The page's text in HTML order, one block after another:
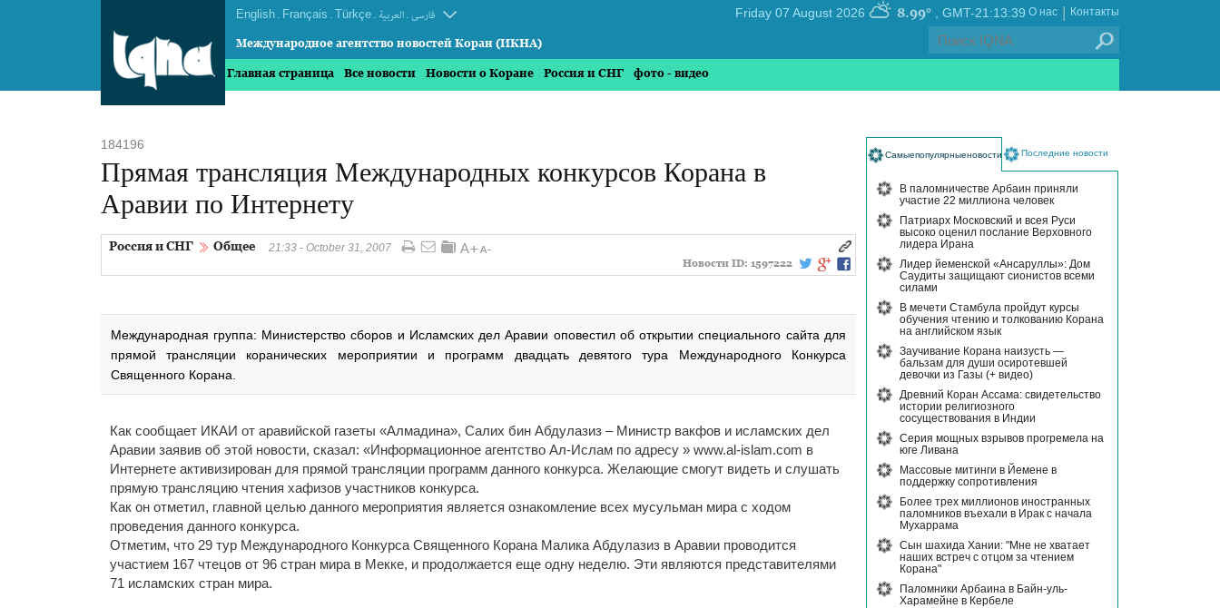
English . Français . Türkçe . العربیة . فارسی
Международное агентство новостей Коран (ИКНА)
GMT-21:13:39
8.99° Контакты
|
О нас
Главная страница Все новости Новости о Коране Россия и СНГ фото - видео
184196
Прямая трансляция Международных конкурсов Корана в
Аравии по Интернету
Россия и СНГ Общее
21:33 - October 31, 2007
Новости ID: 1597222
Международная группа: Министерство сборов и Исламских дел Аравии оповестил об открытии специального сайта для
прямой трансляции коранических мероприятии и программ двадцать девятого тура Международного Конкурса
Священного Корана.
Как сообщает ИКАИ от аравийской газеты «Алмадина», Салих бин Абдулазиз – Министр вакфов и исламских дел
Аравии заявив об этой новости, сказал: «Информационное агентство Ал-Ислам по адресу » www.al-islam.com в
Интернете активизирован для прямой трансляции программ данного конкурса. Желающие смогут видеть и слушать
прямую трансляцию чтения хафизов участников конкурса.
Как он отметил, главной целью данного мероприятия является ознакомление всех мусульман мира с ходом
проведения данного конкурса.
Отметим, что 29 тур Международного Конкурса Священного Корана Малика Абдулазиз в Аравии проводится
участием 167 чтецов от 96 стран мира в Мекке, и продолжается еще одну неделю. Эти являются представителями
71 исламских стран мира.
Самыепопулярныеновости Последние новости
В паломничестве Арбаин приняли
участие 22 миллиона человек
Патриарх Московский и всея Руси
высоко оценил послание Верховного
лидера Ирана
Лидер йеменской «Ансаруллы»: Дом
Саудиты защищают сионистов всеми
силами
В мечети Стамбула пройдут курсы
обучения чтению и толкованию Корана
на английском язык
Заучивание Корана наизусть —
бальзам для души осиротевшей
девочки из Газы (+ видео)
Древний Коран Ассама: свидетельство
истории религиозного
сосуществования в Индии
Серия мощных взрывов прогремела на
юге Ливана
Массовые митинги в Йемене в
поддержку сопротивления
Более трех миллионов иностранных
паломников въехали в Ирак с начала
Мухаррама
Сын шахида Хании: "Мне не хватает
наших встреч с отцом за чтением
Корана"
Паломники Арбаина в Байн-уль-
Харамейне в Кербеле